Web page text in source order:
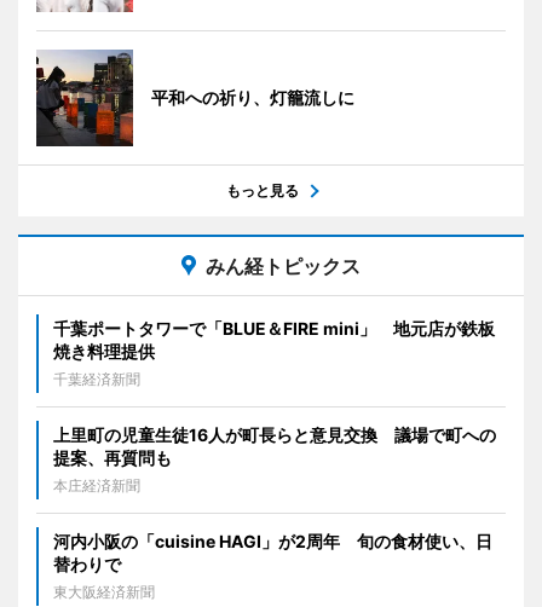
平和への祈り、灯籠流しに
もっと見る
みん経トピックス
千葉ポートタワーで「BLUE＆FIRE mini」 地元店が鉄板
焼き料理提供
千葉経済新聞
上里町の児童生徒16人が町長らと意見交換 議場で町への
提案、再質問も
本庄経済新聞
河内小阪の「cuisine HAGI」が2周年 旬の食材使い、日
替わりで
東大阪経済新聞